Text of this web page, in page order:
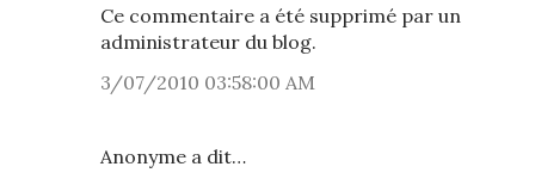
Ce commentaire a été supprimé par un
administrateur du blog.
3/07/2010 03:58:00 AM
Anonyme a dit…